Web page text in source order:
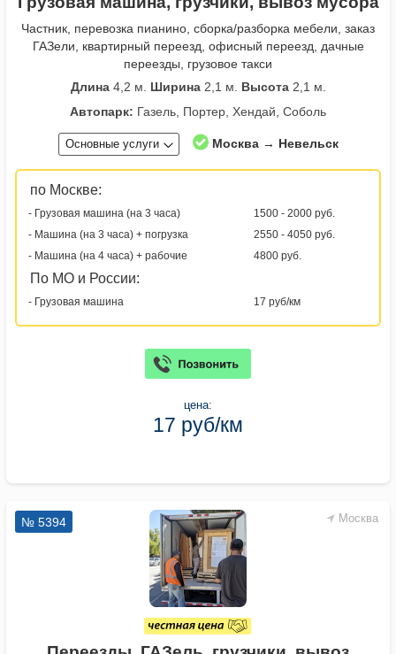
Частник, перевозка пианино, сборка/разборка мебели, заказ
ГАЗели, квартирный переезд, офисный переезд, дачные
переезды, грузовое такси
Длина4,2 м. Ширина2,1 м. Высота2,1 м.
Автопарк: Газель, Портер, Хендай, Соболь
Основные услуги Москва → Невельск
по Москве:
- Грузовая машина (на 3 часа)
1500 - 2000 руб.
- Машина (на 3 часа) + погрузка
2550 - 4050 руб.
- Машина (на 4 часа) + рабочие
4800 руб.
По МО и России:
- Грузовая машина 17 руб/км
цена:
17 руб/км
Москва
№ 5394